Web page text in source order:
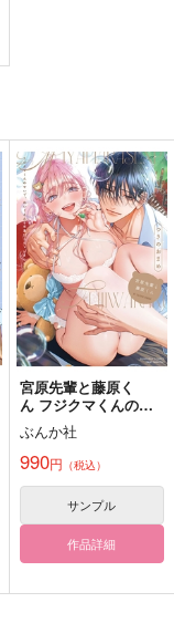
鬼徹の刃 無限猫好好
編後編
第69金魚大隊
1,257円
鬼灯
サンプル
作品詳細
宮原先輩と藤原く
ん フジクマくんのせ
いで
ぶんか社
990円 （税込）
サンプル
作品詳細